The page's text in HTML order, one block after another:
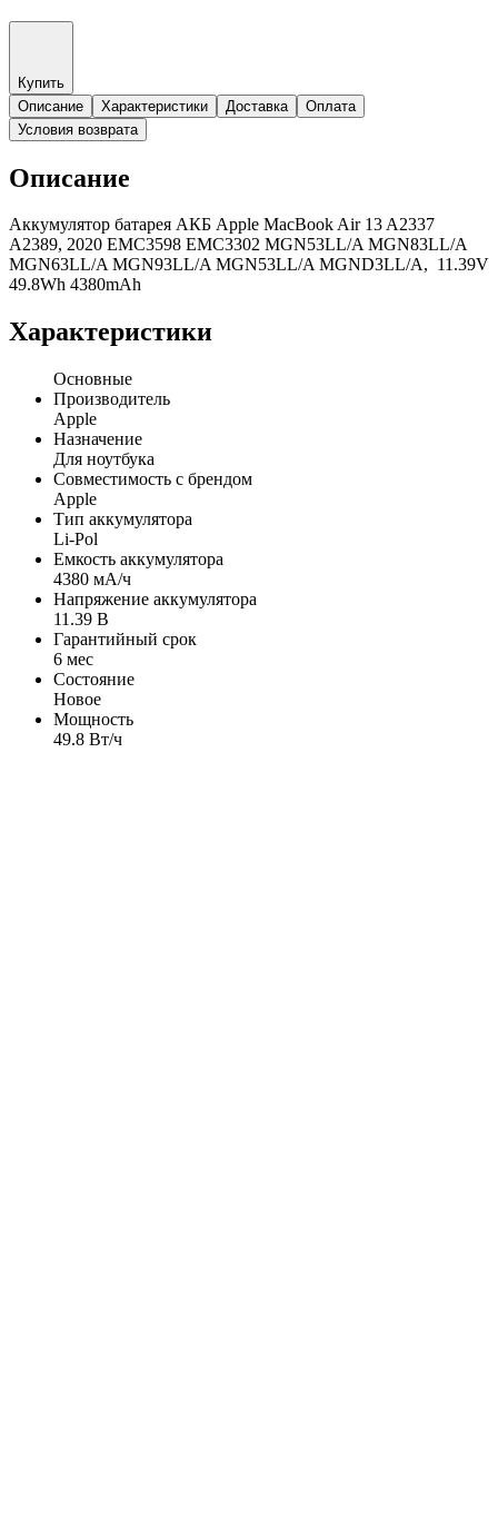
Купить
Описание
Характеристики Доставка
Оплата
Условия возврата
Описание
Аккумулятор батарея АКБ Apple MacBook Air 13 A2337
A2389, 2020 EMC3598 EMC3302 MGN53LL/A MGN83LL/A
MGN63LL/A MGN93LL/A MGN53LL/A MGND3LL/A, 11.39V
49.8Wh 4380mAh
Характеристики
Основные
Производитель
Apple
Назначение
Для ноутбука
Совместимость с брендом
Apple
Тип аккумулятора
Li-Pol
Емкость аккумулятора
4380 мА/ч
Напряжение аккумулятора
11.39 В
Гарантийный срок
6 мес
Состояние
Новое
Мощность
49.8 Вт/ч